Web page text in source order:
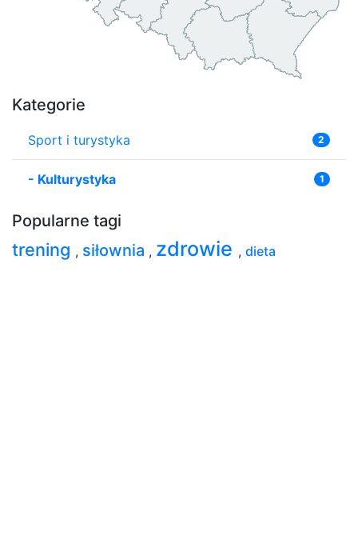
Kategorie
Sport i turystyka 2
- Kulturystyka 1
Popularne tagi
trening , siłownia , zdrowie , dieta